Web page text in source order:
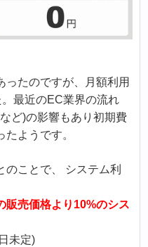
ったのですが、月額利用
最近のEC業界の流れ
ど)の影響もあり初期費
ようです。
のことで、 システム利
販売価格より10%のシス
未定)